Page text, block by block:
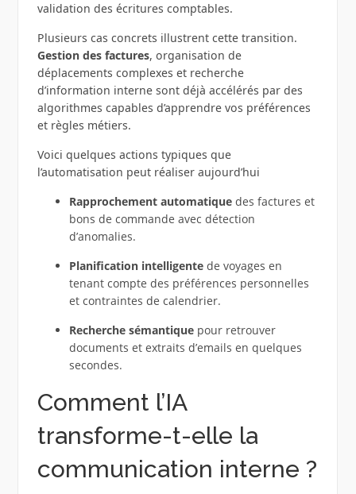
validation des écritures comptables.
Plusieurs cas concrets illustrent cette transition.
Gestion des factures, organisation de
déplacements complexes et recherche
d’information interne sont déjà accélérés par des
algorithmes capables d’apprendre vos préférences
et règles métiers.
Voici quelques actions typiques que
l’automatisation peut réaliser aujourd’hui
Rapprochement automatiquedes factures et
bons de commande avec détection
d’anomalies.
Planification intelligentede voyages en
tenant compte des préférences personnelles
et contraintes de calendrier.
Recherche sémantiquepour retrouver
documents et extraits d’emails en quelques
secondes.
Comment l’IA
transforme-t-elle la
communication interne ?